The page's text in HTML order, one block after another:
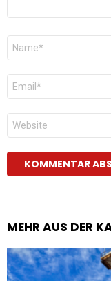
Name
E-
Mail
*
Website
MEHR AUS DER